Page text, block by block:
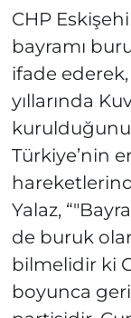
CHP
bayramı
ifade ederek,
yıllarında
Türkiye’nin
Yalaz,
de buruk
bilmelidir ki
boyunca